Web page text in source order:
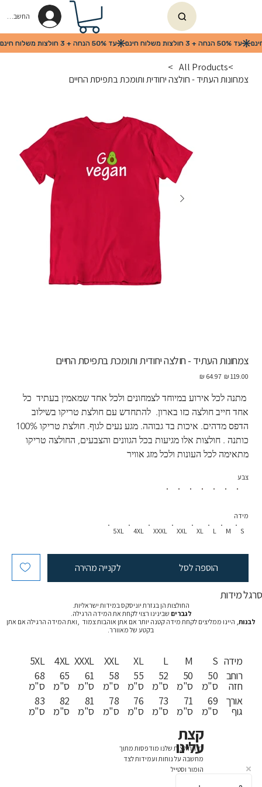
החשבון שלי
>
All Products
>
צמחונות העתיד - חולצה יחודית ותומכת בתפיסת החיים
צמחונות העתיד - חולצה יחודית ותומכת בתפיסת החיים
מחיר
מחיר
‏64.97 ‏₪
מתנה לכל אירוע במיוחד לצמחונים ולכל אחד שמאמין בעתיד  כל
אחד חייב חולצה כזו בארון.  להתחדש עם חולצת טריקו בשילוב
כותנה . חולצות אלו מגיעות בכל הגוונים והצבעים, החולצה טריקו
מתאימה לכל העונות ולכל מזג אוויר
צבע
S
M
L
XL
XXL
XXXL
4XL
5XL
מידה
הוספה לסל לקנייה מהירה
סרגל מידות
החולצות הן בגזרת יוניסקס במידות ישראליות.
לגברים שבינינו רצוי לקחת את המידה הרגילה.
לבנות, היינו ממליצים לקחת מידה קטנה יותר אם אתן אוהבות צמוד ,ואת המידה הרגילה אם אתן
בקטע של מאוורר.
5XL
68
ס"מ
83
ס"מ
4XL
65
ס"מ
82
ס"מ
XXXL
61
ס"מ
81
ס"מ
XXL
58
ס"מ
78
ס"מ
XL
55
ס"מ
76
ס"מ
L
52
ס"מ
73
ס"מ
M
50
ס"מ
71
ס"מ
S
50
ס"מ
69
ס"מ
מידה
רוחב
חזה
אורך
גוף
כל החולצות שלנו מודפסות מתוך
מחשבה על נוחות ועמידות לצד
הומור וסטייל
קצת
עלינו